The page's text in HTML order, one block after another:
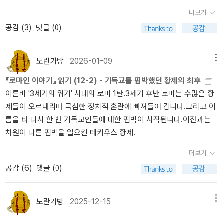
대륙 동부를 중심으로 건국이 되었는데 서부지역 하와이 알라스카
다면 매우 심각한 일일 수 있다. (에드워드 기번의 시대에서는 식민지
토니누스 칙령'은 그런 시대적 필연성에서 나온 당연한 조치가 아니
었을까? 물론 5현제시대에그런 조치가 나오지 못한 이유는 시기적으
로 덜 성숙되었기 때문이라고 볼 수 있다. 물론 이로 말미암아 국가재
정에 큰 타격을 입고 이것을 해결하지 못한 건 쇠락에 직접적인 영향
을 주기는 하지만, 그 조치 그 자체가 로마시민의 질을 떨어지게 하지
는 않았을 것이다. 물론 일부 불만의 세력들이 없을 수는 없었겠지
만... 역사를 해설하는 시오노 나나미의 장쾌한 서술은 무척이나 좋아
하나, 그녀의 개인중심적이고 귀족적경향이 만연한 시각에는 경계를
감출 순 없다.
더보기
공감 (3) 댓글 (0)
노란가방 2026-01-09
『로마인 이야기』 읽기 (12-2) - 기독교를 핍박했던 황제의 최후
이른바 '3세기의 위기' 시대의 로마 1탄.3세기 후반 로마는 수많은 황
제들이 오르내리며 극심한 정치적 혼란에 빠져들어 갑니다.그리고 이
틈을 타 다시 한 번 기독교인들에 대한 핍박이 시작됩니다.이전과는
차원이 다른 핍박을 일으킨 데키우스 황제.
더보기
공감 (6) 댓글 (0)
노란가방 2025-12-15